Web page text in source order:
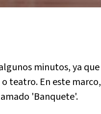
minutos, ya que
teatro. En este marco,
'Banquete'.